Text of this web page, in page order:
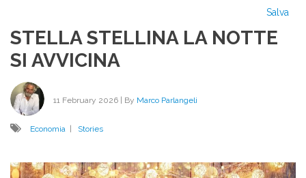
Salva
STELLA STELLINA LA NOTTE
SI AVVICINA
11 February 2026 | By Marco Parlangeli
Economia Stories